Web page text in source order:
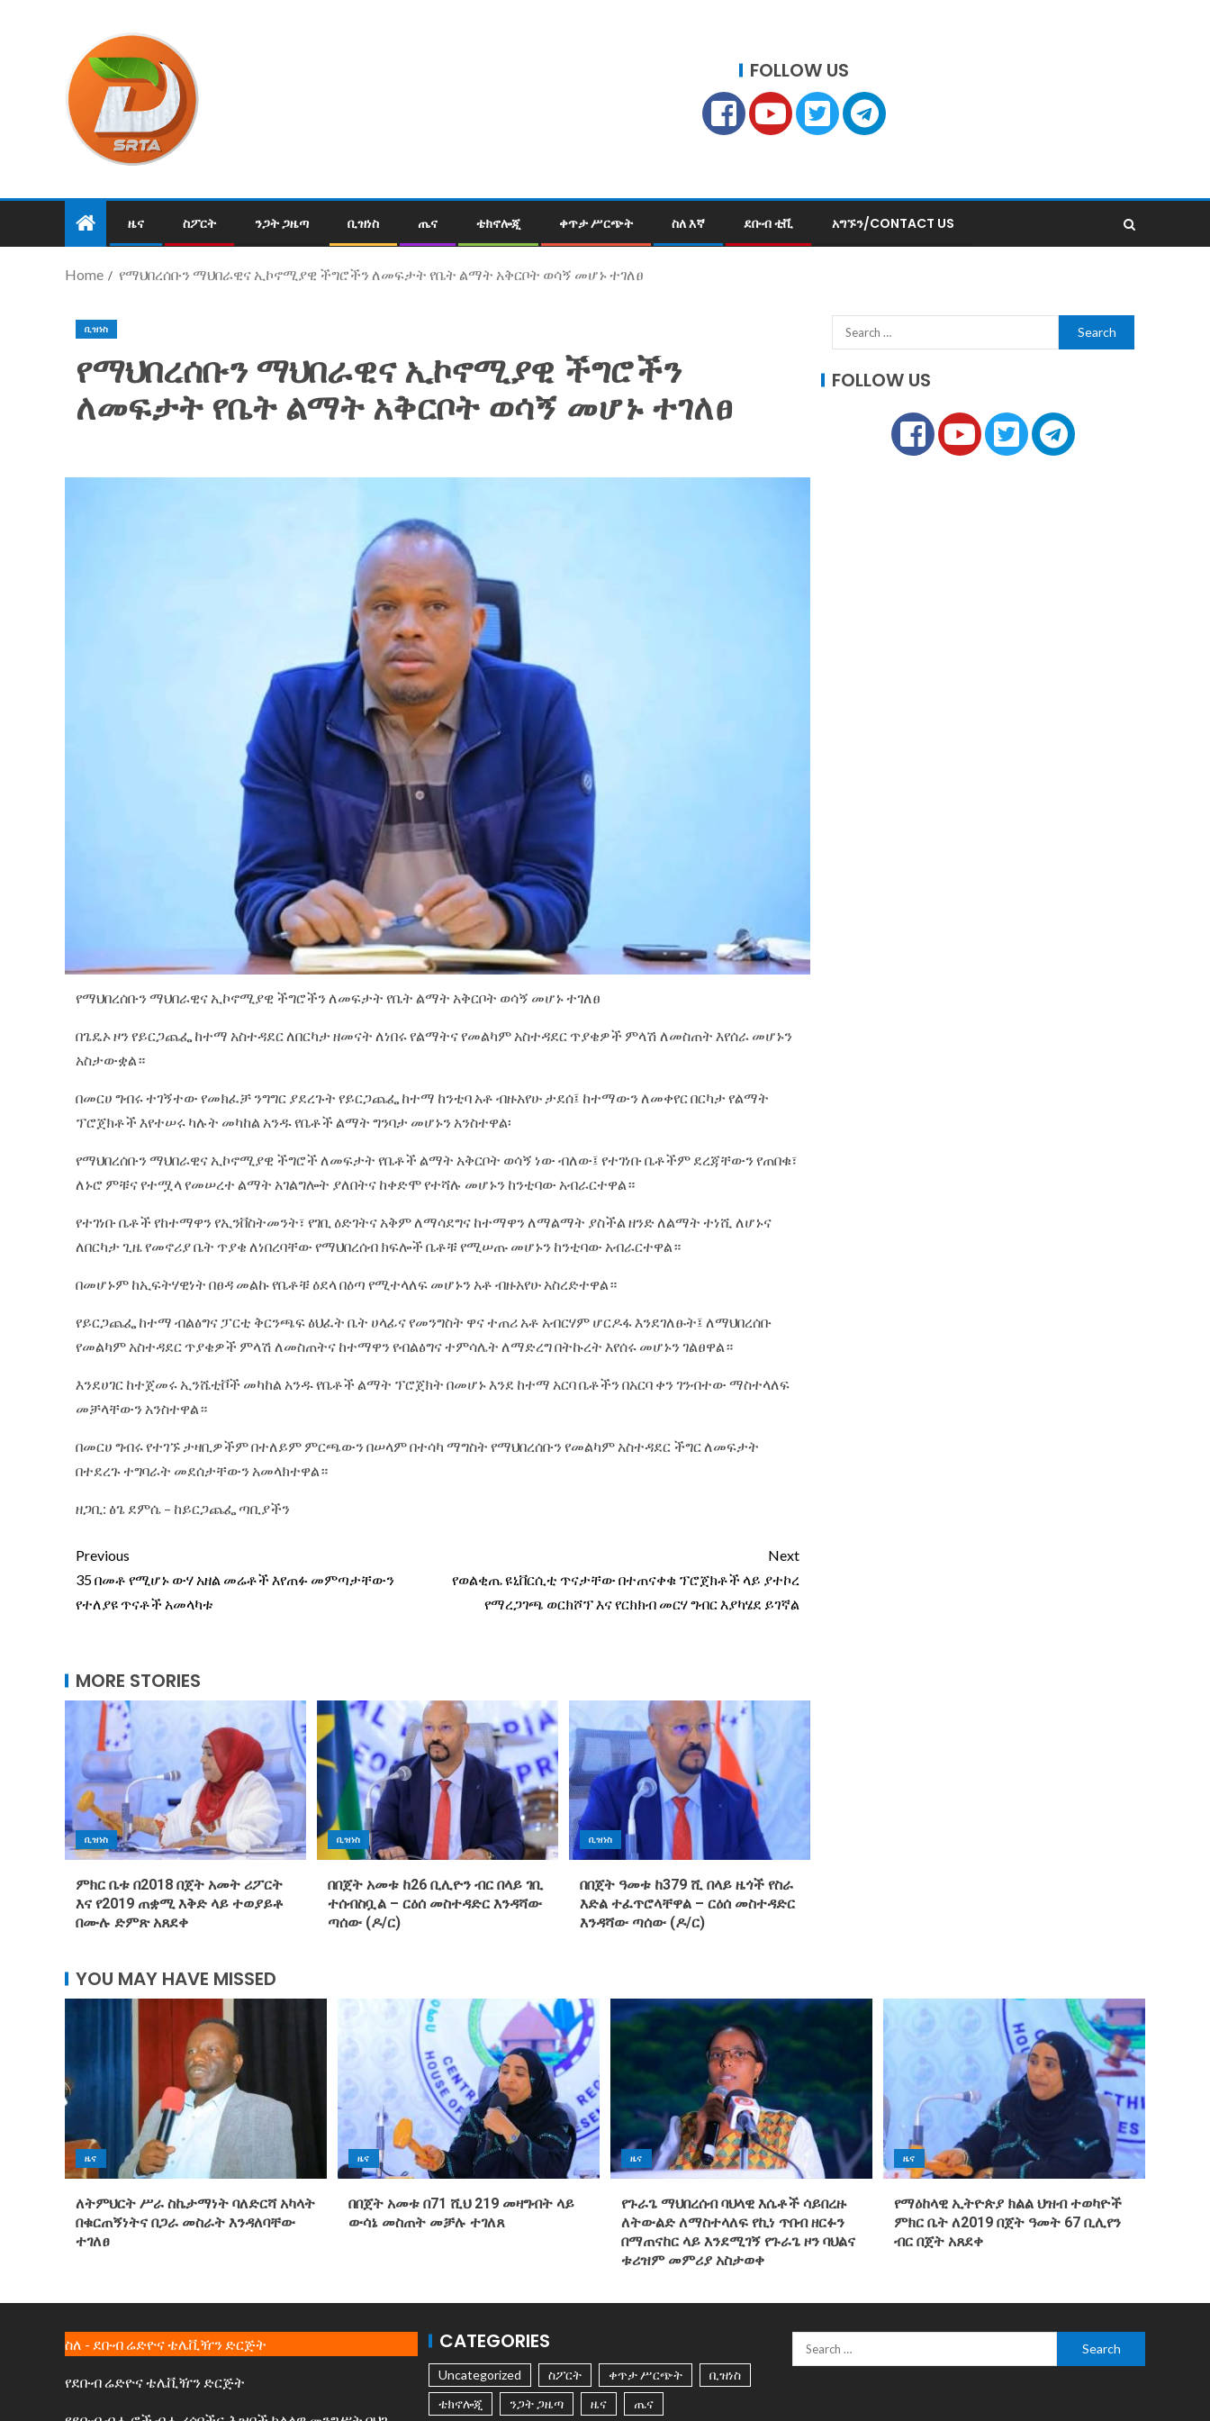
FOLLOW US
ዜና ስፖርት ንጋት ጋዜጣ ቢዝነስ ጤና ቴክኖሎጂ ቀጥታ ሥርጭት ስለ እኛ ደቡብ ቲቪ አግኙን/CONTACT US
Home የማህበረሰቡን ማህበራዊና ኢኮኖሚያዊ ችግሮችን ለመፍታት የቤት ልማት አቅርቦት ወሳኝ መሆኑ ተገለፀ‎
ቢዝነስ
የማህበረሰቡን ማህበራዊና ኢኮኖሚያዊ ችግሮችን
ለመፍታት የቤት ልማት አቅርቦት ወሳኝ መሆኑ ተገለፀ‎
የማህበረሰቡን ማህበራዊና ኢኮኖሚያዊ ችግሮችን ለመፍታት የቤት ልማት አቅርቦት ወሳኝ መሆኑ ተገለፀ‎
‎በጌዴኦ ዞን የይርጋጨፌ ከተማ አስተዳደር ለበርካታ ዘመናት ለነበሩ የልማትና የመልካም አስተዳደር ጥያቄዎች ምላሽ ለመስጠት እየሰራ መሆኑን
አስታውቋል።‎
‎በመርሀ ግብሩ ተገኝተው የመክፈቻ ንግግር ያደረጉት የይርጋጨፌ ከተማ ከንቲባ አቶ ብዙአየሁ ታደሰ፤ ከተማውን ለመቀየር በርካታ የልማት
ፕሮጀክቶች እየተሠሩ ካሉት መካከል አንዱ የቤቶች ልማት ግንባታ መሆኑን አንስተዋል፡‎
‎የማህበረሰቡን ማህበራዊና ኢኮኖሚያዊ ችግሮች ለመፍታት የቤቶች ልማት አቅርቦት ወሳኝ ነው ብለው፤ የተገነቡ ቤቶችም ደረጃቸውን የጠበቁ፣
ለኑሮ ምቹና የተሟላ የመሠረተ ልማት አገልግሎት ያለበትና ከቀድሞ የተሻሉ መሆኑን ከንቲባው አብራርተዋል።‎
‎የተገነቡ ቤቶች የከተማዋን የኢንቨስትመንት፣ የገቢ ዕድገትና አቅም ለማሳደግና ከተማዋን ለማልማት ያስችል ዘንድ ለልማት ተነሺ ለሆኑና
ለበርካታ ጊዜ የመኖሪያ ቤት ጥያቄ ለነበረባቸው የማህበረሰብ ክፍሎች ቤቶቹ የሚሠጡ መሆኑን ከንቲባው አብራርተዋል።‎
‎በመሆኑም ከኢፍትሃዊነት በፀዳ መልኩ የቤቶቹ ዕደላ በዕጣ የሚተላለፍ መሆኑን አቶ ብዙአየሁ አስረድተዋል።‎
‎የይርጋጨፌ ከተማ ብልፅግና ፓርቲ ቅርንጫፍ ፅህፈት ቤት ሀላፊና የመንግስት ዋና ተጠሪ አቶ አብርሃም ሆርዶፋ እንደገለፁት፤ ለማህበረሰቡ
የመልካም አስተዳደር ጥያቄዎች ምላሽ ለመስጠትና ከተማዋን የብልፅግና ተምሳሌት ለማድረግ በትኩረት እየሰሩ መሆኑን ገልፀዋል።‎
‎እንደሀገር ከተጀመሩ ኢንሼቲቮች መካከል አንዱ የቤቶች ልማት ፕሮጀክት በመሆኑ እንደ ከተማ አርባ ቤቶችን በአርባ ቀን ገንብተው ማስተላለፍ
መቻላቸውን አንስተዋል።‎
‎በመርሀ ግብሩ የተገኙ ታዛቢዎችም በተለይም ምርጫውን በሠላም በተሳካ ማግስት የማህበረሰቡን የመልካም አስተዳደር ችግር ለመፍታት
በተደረጉ ተግባራት መደሰታቸውን አመላክተዋል።‎
‎ዘጋቢ: ፅጌ ደምሴ – ከይርጋጨፌ ጣቢያችን
Previous
35 በመቶ የሚሆኑ ውሃ አዘል መሬቶች እየጠፉ መምጣታቸውን
የተለያዩ ጥናቶች አመላካቱ
Next
የወልቂጤ ዩኒቨርሲቲ ጥናታቸው በተጠናቀቁ ፕሮጀክቶች ላይ ያተኮረ
የማረጋገጫ ወርክሾፕ እና የርክክብ መርሃ ግብር እያካሄደ ይገኛል
MORE STORIES
ቢዝነስ
ምክር ቤቱ በ2018 በጀት አመት ሪፖርት
እና የ2019 ጠቋሚ እቅድ ላይ ተወያይቶ
በሙሉ ድምጽ አጸደቀ
ቢዝነስ
በበጀት አመቱ ከ26 ቢሊዮን ብር በላይ ገቢ
ተሰብስቧል – ርዕሰ መስተዳድር እንዳሻው
ጣሰው (ዶ/ር)
ቢዝነስ
በበጀት ዓመቱ ከ379 ሺ በላይ ዜጎች የስራ
እድል ተፈጥሮላቸዋል – ርዕሰ መስተዳድር
እንዳሻው ጣሰው (ዶ/ር)
FOLLOW US
YOU MAY HAVE MISSED
ዜና
ለትምህርት ሥራ ስኬታማነት ባለድርሻ አካላት
በቁርጠኝነትና በጋራ መስራት እንዳለባቸው
ተገለፀ
ዜና
በበጀት አመቱ በ71 ሺህ 219 መዛግብት ላይ
ውሳኔ መስጠት መቻሉ ተገለጸ
ዜና
የጉራጌ ማህበረሰብ ባህላዊ እሴቶች ሳይበረዙ
ለትውልድ ለማስተላለፍ የኪነ ጥበብ ዘርፉን
በማጠናከር ላይ እንደሚገኝ የጉራጌ ዞን ባህልና
ቱሪዝም መምሪያ አስታወቀ
ዜና
የማዕከላዊ ኢትዮጵያ ክልል ህዝብ ተወካዮች
ምክር ቤት ለ2019 በጀት ዓመት 67 ቢሊየን
ብር በጀት አጸደቀ
ስለ - ደቡብ ሬድዮና ቴሌቪዥን ድርጅት
የደቡብ ሬድዮና ቴሌቪዥን ድርጅት
CATEGORIES
Uncategorized ስፖርት ቀጥታ ሥርጭት
ቢዝነስ
ቴክኖሎጂ
ንጋት ጋዜጣ ዜና ጤና